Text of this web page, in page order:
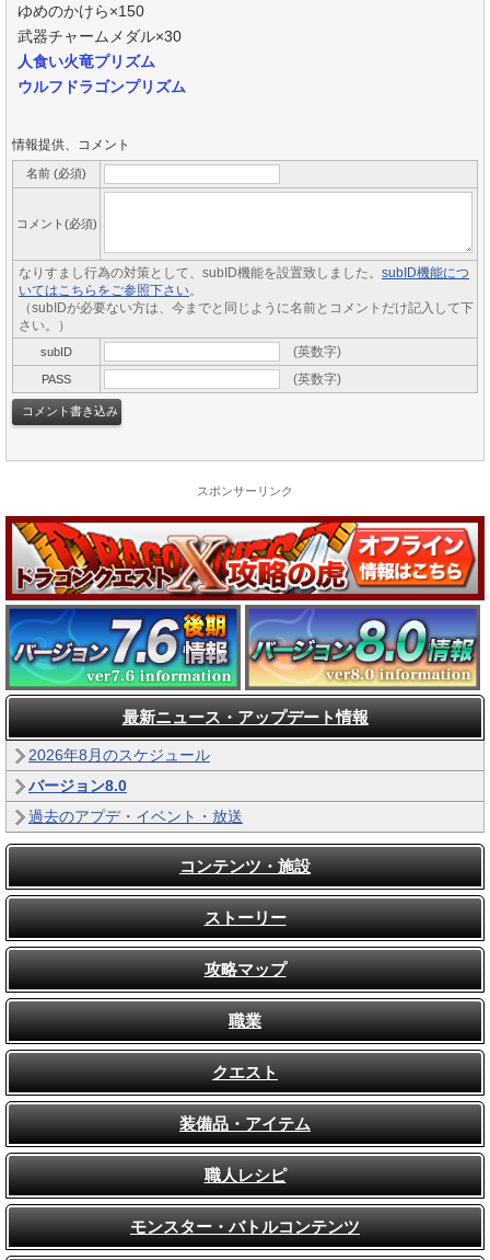
ゆめのかけら×150
武器チャームメダル×30
人食い火竜プリズム
ウルフドラゴンプリズム
情報提供、コメント
名前 (必須)
コメント(必須)
なりすまし行為の対策として、subID機能を設置致しました。 subID機能につ
いてはこちらをご参照下さい。
（subIDが必要ない方は、今までと同じように名前とコメントだけ記入して下
さい。）
subID (英数字)
PASS (英数字)
スポンサーリンク
最新ニュース・アップデート情報
2026年8月のスケジュール
バージョン8.0
過去のアプデ・イベント・放送
コンテンツ・施設
ストーリー
攻略マップ
職業
クエスト
装備品・アイテム
職人レシピ
モンスター・バトルコンテンツ